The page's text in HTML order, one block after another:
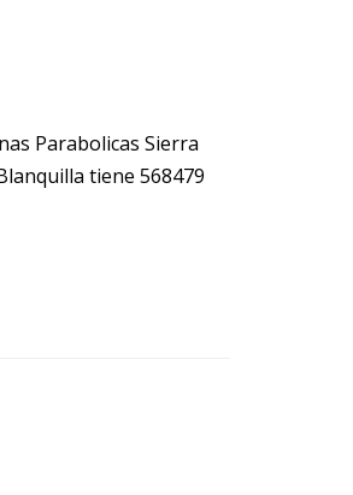
Parabolicas Sierra
tiene 568479